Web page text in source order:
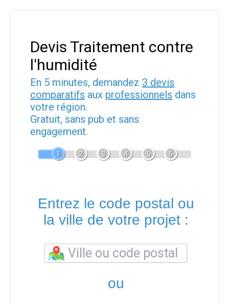
Devis Traitement contre
l'humidité
En 5 minutes, demandez 3 devis
comparatifs aux professionnels dans
votre région.
Gratuit, sans pub et sans
engagement.
1 2 3 4 5 6
Entrez le code postal ou
la ville de votre projet :
ou